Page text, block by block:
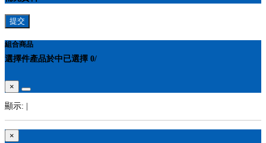
提交
組合商品
選擇件產品於中已選擇 0/
×
顯示:
×